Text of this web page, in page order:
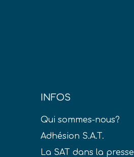
INFOS
Qui sommes-nous?
Adhésion S.A.T.
La SAT dans la presse